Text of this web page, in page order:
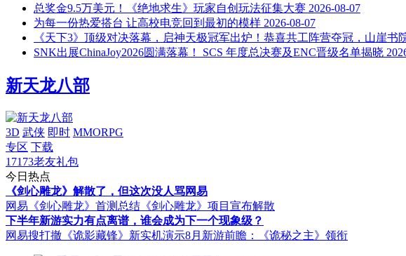
总奖金9.5万美元！《绝地求生》玩家自创玩法征集大赛 2026-08-07
为每一份热爱搭台 让高校电竞回到最初的模样 2026-08-07
《天下3》顶级对决落幕，启神天极冠军出炉！恭喜共工阵营夺冠，山崖书
SNK出展ChinaJoy2026圆满落幕！ SCS 年度总决赛及ENC晋级名单揭晓
新天龙八部
3D 武侠 即时 MMORPG
专区 下载
17173老友礼包
今日热点
《剑心雕龙》解散了，但这次没人骂网易
网易《剑心雕龙》首测总结 《剑心雕龙》项目宣布解散
下半年新游实力有点离谱，谁会成为下一个现象级？
网易搜打撤《诡影藏锋》新实机演示8月新游前瞻：《诡秘之主》领衔